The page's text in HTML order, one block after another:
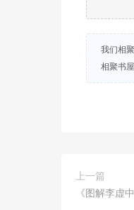
我们相
相聚书屋
上一篇
《图解李虚